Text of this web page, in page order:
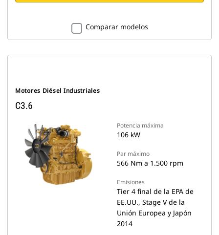
Comparar modelos
Motores Diésel Industriales
C3.6
Potencia máxima
106 kW
Par máximo
566 Nm a 1.500 rpm
Emisiones
Tier 4 final de la EPA de
EE.UU., Stage V de la
Unión Europea y Japón
2014